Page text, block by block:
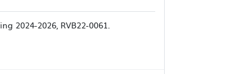
2024-2026, RVB22-0061.